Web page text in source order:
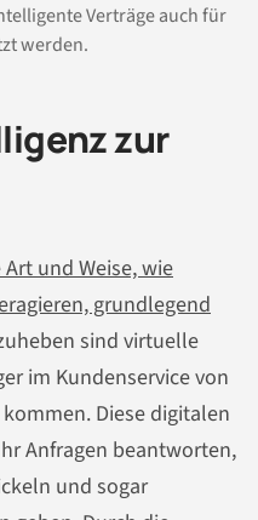
Verträge auch für
werden.
zur
und Weise, wie
grundlegend
sind virtuelle
im Kundenservice von
Diese digitalen
Anfragen beantworten,
und sogar